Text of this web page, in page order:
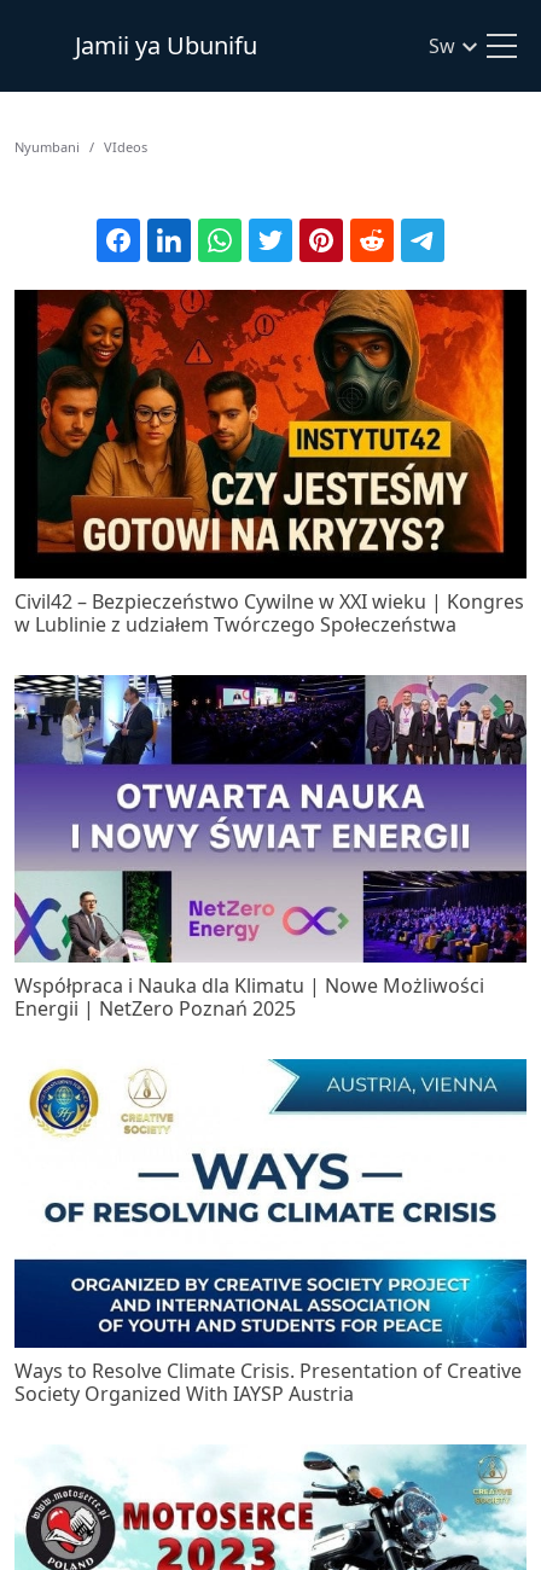
Jamii ya Ubunifu Sw
Nyumbani VIdeos
Civil42 – Bezpieczeństwo Cywilne w XXI wieku | Kongres
w Lublinie z udziałem Twórczego Społeczeństwa
Współpraca i Nauka dla Klimatu | Nowe Możliwości
Energii | NetZero Poznań 2025
Ways to Resolve Climate Crisis. Presentation of Creative
Society Organized With IAYSP Austria